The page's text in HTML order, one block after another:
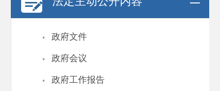
· 政府文件
· 政府会议
· 政府工作报告